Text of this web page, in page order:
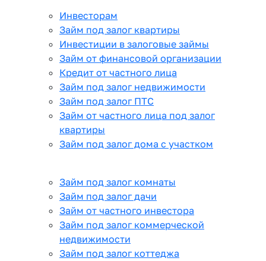
Инвесторам
Займ под залог квартиры
Инвестиции в залоговые займы
Займ от финансовой организации
Кредит от частного лица
Займ под залог недвижимости
Займ под залог ПТС
Займ от частного лица под залог
квартиры
Займ под залог дома с участком
Займ под залог комнаты
Займ под залог дачи
Займ от частного инвестора
Займ под залог коммерческой
недвижимости
Займ под залог коттеджа